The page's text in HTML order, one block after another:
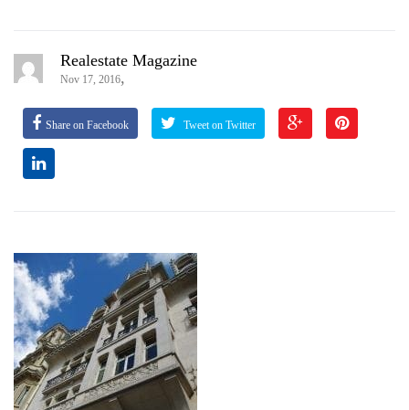
Realestate Magazine
Nov 17, 2016,
Share on Facebook Tweet on Twitter